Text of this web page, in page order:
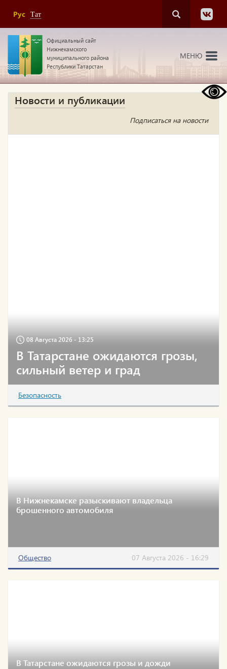
Рус Тат
Официальный сайт
Нижнекамского
муниципального района
Республики Татарстан
МЕНЮ
Новости и публикации
Подписаться на новости
08 Августа 2026 - 13:25
В Татарстане ожидаются грозы,
сильный ветер и град
Безопасность
В Нижнекамске разыскивают владельца
брошенного автомобиля
Общество 07 Августа 2026 - 16:29
В Татарстане ожидаются грозы и дожди